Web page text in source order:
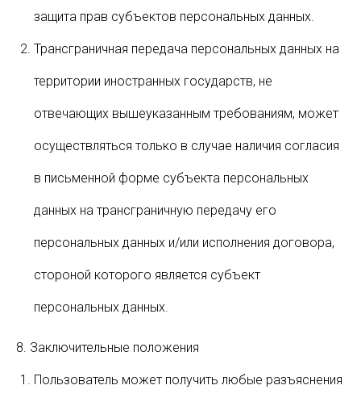
защита прав субъектов персональных данных.
Трансграничная передача персональных данных на
территории иностранных государств, не
отвечающих вышеуказанным требованиям, может
осуществляться только в случае наличия согласия
в письменной форме субъекта персональных
данных на трансграничную передачу его
персональных данных и/или исполнения договора,
стороной которого является субъект
персональных данных.
8. Заключительные положения
Пользователь может получить любые разъяснения